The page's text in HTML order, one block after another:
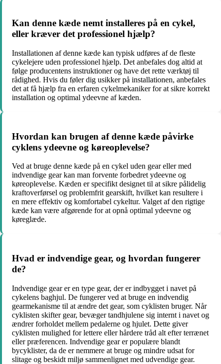
Kan denne kæde nemt installeres på en cykel,
eller kræver det professionel hjælp?
Installationen af denne kæde kan typisk udføres af de fleste
cykelejere uden professionel hjælp. Det anbefales dog altid at
følge producentens instruktioner og have det rette værktøj til
rådighed. Hvis du føler dig usikker på installationen, anbefales
det at få hjælp fra en erfaren cykelmekaniker for at sikre korrekt
installation og optimal ydeevne af kæden.
Hvordan kan brugen af denne kæde påvirke
cyklens ydeevne og køreoplevelse?
Ved at bruge denne kæde på en cykel uden gear eller med
indvendige gear kan man forvente forbedret ydeevne og
køreoplevelse. Kæden er specifikt designet til at sikre pålidelig
kraftoverførsel og problemfrit gearskift, hvilket kan resultere i
en mere effektiv og komfortabel cykeltur. Valget af den rigtige
kæde kan være afgørende for at opnå optimal ydeevne og
køreglæde.
Hvad er indvendige gear, og hvordan fungerer
de?
Indvendige gear er en type gear, der er indbygget i navet på
cykelens baghjul. De fungerer ved at bruge en indvendig
gearmekanisme til at ændre det gear, som cyklisten bruger. Når
cyklisten skifter gear, bevæger tandhjulene sig internt i navet og
ændrer forholdet mellem pedalerne og hjulet. Dette giver
cyklisten mulighed for lettere eller hårdere tråd alt efter terrænet
eller præferencen. Indvendige gear er populære blandt
bycyklister, da de er nemmere at bruge og mindre udsat for
slitage og beskidt miljø sammenlignet med udvendige gear.